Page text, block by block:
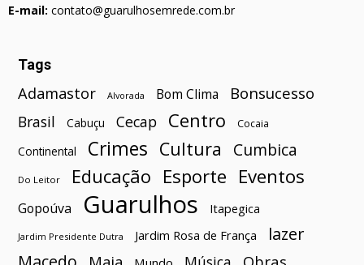
E-mail: contato@guarulhosemrede.com.br
Tags
Adamastor Alvorada Bom Clima Bonsucesso
Brasil Cabuçu Cecap Centro Cocaia
Continental Crimes Cultura Cumbica
Do Leitor Educação Esporte Eventos
Gopoúva Guarulhos Itapegica
Jardim Presidente Dutra Jardim Rosa de França
lazer